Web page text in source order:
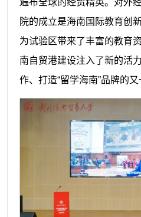
遍布全球的经贸精英。对外
院的成立是海南国际教育创
为试验区带来了丰富的教育
南自贸港建设注入了新的活
作、打造“留学海南”品牌的又